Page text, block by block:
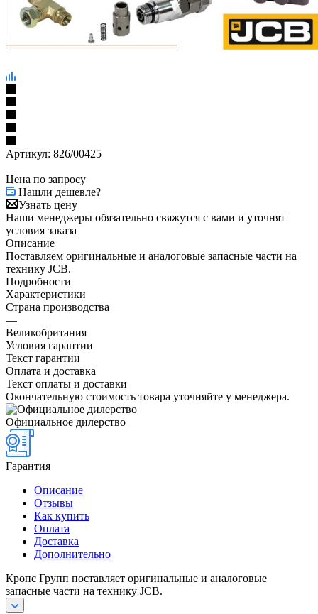
Артикул: 826/00425
Цена по запросу
Нашли дешевле?
Узнать цену
Наши менеджеры обязательно свяжутся с вами и уточнят
условия заказа
Описание
Поставляем оригинальные и аналоговые запасные части на
технику JCB.
Подробности
Характеристики
Страна производства
—
Великобритания
Условия гарантии
Текст гарантии
Оплата и доставка
Текст оплаты и доставки
Окончательную стоимость товара уточняйте у менеджера.
Официальное дилерство
Гарантия
Описание
Отзывы
Как купить
Оплата
Доставка
Дополнительно
Кропс Групп поставляет оригинальные и аналоговые
запасные части на технику JCB.